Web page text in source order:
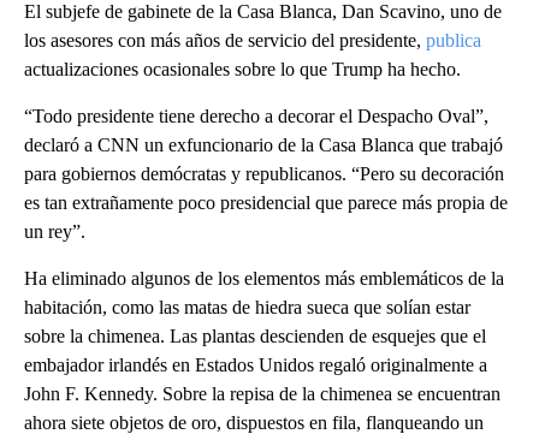
El subjefe de gabinete de la Casa Blanca, Dan Scavino, uno de
los asesores con más años de servicio del presidente, publica
actualizaciones ocasionales sobre lo que Trump ha hecho.
“Todo presidente tiene derecho a decorar el Despacho Oval”,
declaró a CNN un exfuncionario de la Casa Blanca que trabajó
para gobiernos demócratas y republicanos. “Pero su decoración
es tan extrañamente poco presidencial que parece más propia de
un rey”.
Ha eliminado algunos de los elementos más emblemáticos de la
habitación, como las matas de hiedra sueca que solían estar
sobre la chimenea. Las plantas descienden de esquejes que el
embajador irlandés en Estados Unidos regaló originalmente a
John F. Kennedy. Sobre la repisa de la chimenea se encuentran
ahora siete objetos de oro, dispuestos en fila, flanqueando un